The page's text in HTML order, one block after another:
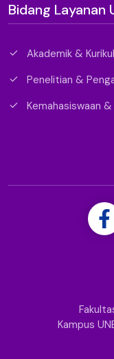
Bidang Layanan
Akademik &
Penelitian &
Kemahasiswaan &
Kampus